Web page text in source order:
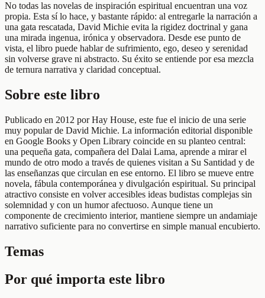
No todas las novelas de inspiración espiritual encuentran una voz
propia. Esta sí lo hace, y bastante rápido: al entregarle la narración a
una gata rescatada, David Michie evita la rigidez doctrinal y gana
una mirada ingenua, irónica y observadora. Desde ese punto de
vista, el libro puede hablar de sufrimiento, ego, deseo y serenidad
sin volverse grave ni abstracto. Su éxito se entiende por esa mezcla
de ternura narrativa y claridad conceptual.
Sobre este libro
Publicado en 2012 por Hay House, este fue el inicio de una serie
muy popular de David Michie. La información editorial disponible
en Google Books y Open Library coincide en su planteo central:
una pequeña gata, compañera del Dalai Lama, aprende a mirar el
mundo de otro modo a través de quienes visitan a Su Santidad y de
las enseñanzas que circulan en ese entorno. El libro se mueve entre
novela, fábula contemporánea y divulgación espiritual. Su principal
atractivo consiste en volver accesibles ideas budistas complejas sin
solemnidad y con un humor afectuoso. Aunque tiene un
componente de crecimiento interior, mantiene siempre un andamiaje
narrativo suficiente para no convertirse en simple manual encubierto.
Temas
Por qué importa este libro